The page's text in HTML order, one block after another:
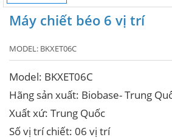
Máy chiết béo 6 vị trí
MODEL: BKXET06C
Model: BKXET06C
Hãng sản xuất: Biobase- Trung
Xuất xứ: Trung Quốc
Số vị trí chiết: 06 vị trí